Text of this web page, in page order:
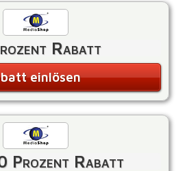
Rabatt
einlösen
Prozent Rabatt